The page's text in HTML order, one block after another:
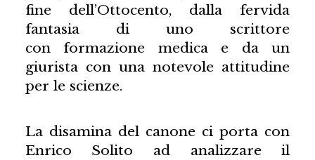
fine dell’Ottocento, dalla fervida
fantasia di uno scrittore
con formazione medica e da un
giurista con una notevole attitudine
per le scienze.
La disamina del canone ci porta con
Enrico Solito ad analizzare il